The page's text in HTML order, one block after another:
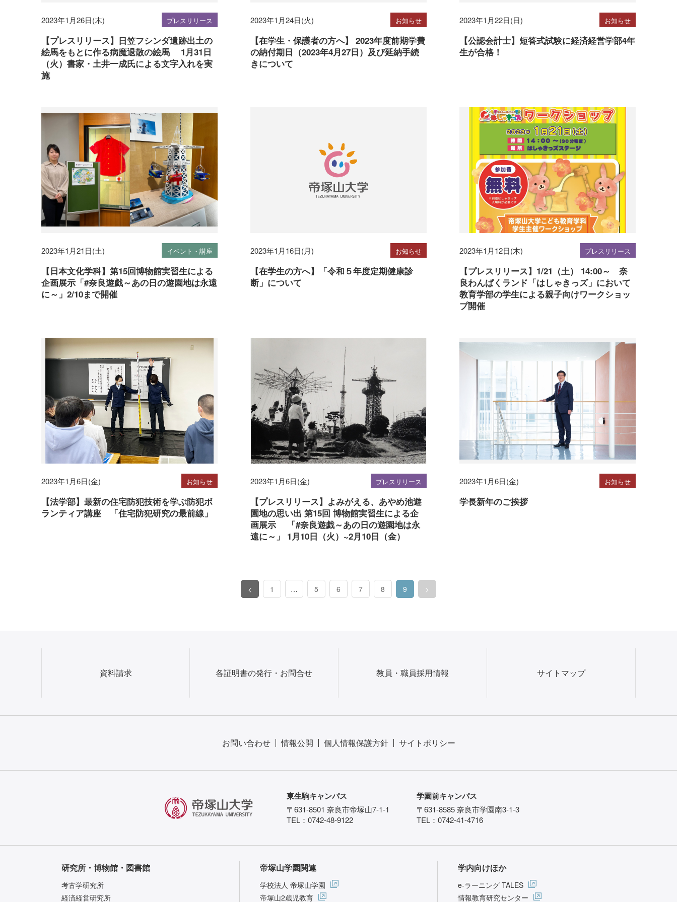
2023年1月26日(木) プレスリリース
【プレスリリース】日笠フシンダ遺跡出土の
絵馬をもとに作る病魔退散の絵馬 1月31日
（火）書家・土井一成氏による文字入れを実
施
2023年1月24日(火) お知らせ
【在学生・保護者の方へ】 2023年度前期学費
の納付期日（2023年4月27日）及び延納手続
きについて
2023年1月22日(日) お知らせ
【公認会計士】短答式試験に経済経営学部4年
生が合格！
2023年1月21日(土) イベント・講座
【日本文化学科】第15回博物館実習生による
企画展示「#奈良遊戯～あの日の遊園地は永遠
に～」2/10まで開催
2023年1月16日(月) お知らせ
【在学生の方へ】「令和５年度定期健康診
断」について
2023年1月12日(木) プレスリリース
【プレスリリース】1/21（土） 14:00～ 奈
良わんぱくランド「はしゃきっズ」において
教育学部の学生による親子向けワークショッ
プ開催
2023年1月6日(金) お知らせ
【法学部】最新の住宅防犯技術を学ぶ防犯ボ
ランティア講座 「住宅防犯研究の最前線」
2023年1月6日(金) プレスリリース
【プレスリリース】よみがえる、あやめ池遊
園地の思い出 第15回 博物館実習生による企
画展示 「#奈良遊戯～あの日の遊園地は永
遠に～」 1月10日（火）~2月10日（金）
2023年1月6日(金) お知らせ
学長新年のご挨拶
< 1 … 5 6 7 8 9
（このページ）
>
資料請求 各証明書の発行・お問合せ 教員・職員採用情報 サイトマップ
お問い合わせ 情報公開 個人情報保護方針 サイトポリシー
東生駒キャンパス
〒631-8501 奈良市帝塚山7-1-1
TEL：0742-48-9122
学園前キャンパス
〒631-8585 奈良市学園南3-1-3
TEL：0742-41-4716
研究所・博物館・図書館
考古学研究所
経済経営研究所
帝塚山学園関連
学校法人 帝塚山学園
帝塚山2歳児教育
学内向けほか
e-ラーニング TALES
情報教育研究センター